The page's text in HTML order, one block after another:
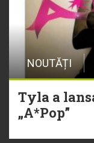
NOUTĂȚI
Tyla a
„A*Pop”